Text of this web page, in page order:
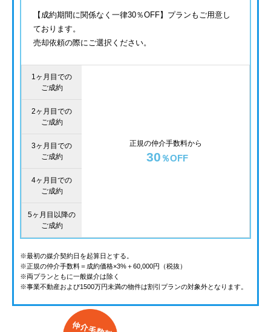
【成約期間に関係なく一律30％OFF】プランもご用意し
ております。
売却依頼の際にご選択ください。
1ヶ月目での
ご成約
正規の仲介手数料から
30 ％OFF
2ヶ月目での
ご成約
3ヶ月目での
ご成約
4ヶ月目での
ご成約
5ヶ月目以降の
ご成約
※最初の媒介契約日を起算日とする。
※正規の仲介手数料＝成約価格×3%＋60,000円（税抜）
※両プランともに一般媒介は除く
※事業不動産および1500万円未満の物件は割引プランの対象外となります。